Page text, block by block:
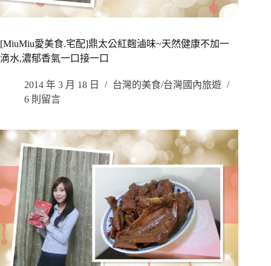
[MiuMiu愛美食.宅配]鼎太公紅麴滷味~天然健康不加一
滴水,濃郁香氣一口接一口
2014 年 3 月 18 日
台灣的美食/台灣國內旅遊
6 則留言